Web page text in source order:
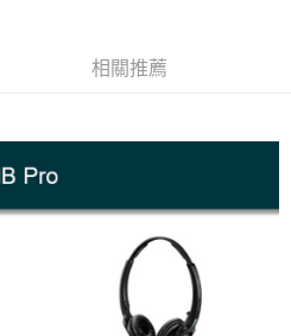
、不需儲值。
，即可結帳。
付」後，將跳轉至「AFTEE先享後付」
後，即可完成結帳。
通知簡訊。
款，方視為交易完成。
刻繳費，但若您需要取消訂單，請聯絡
之訂單仍視為有效，需透過AFTEE先享
)免運費
)免運費
)免運費
相關推薦